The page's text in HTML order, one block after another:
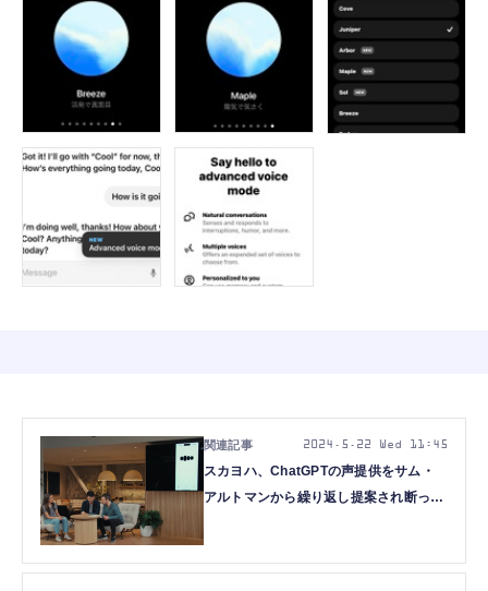
スカヨハ、ChatGPTの声提供をサム・
アルトマンから繰り返し提案され断って
2024.5.22 Wed 11:45